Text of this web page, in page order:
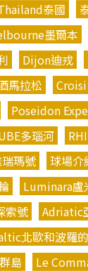
泰國
墨爾本
Dijon迪戎
馬拉松
Poseidon
多瑙河
瑞瑪號 球場介
Luminara盧
索號
Adriatic
北歐和波羅
島
Le